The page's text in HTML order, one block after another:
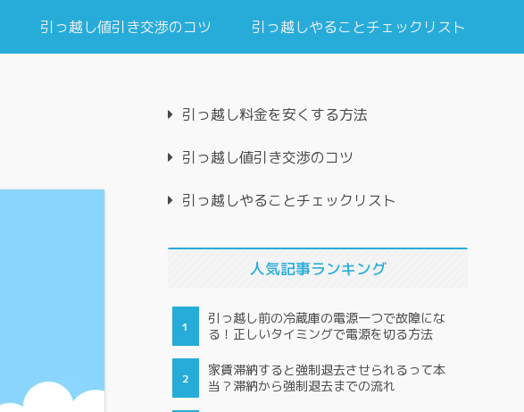
引っ越し値引き交渉のコツ 引っ越しやることチェックリスト
引っ越し料金を安くする方法
引っ越し値引き交渉のコツ
引っ越しやることチェックリスト
人気記事ランキング
引っ越し前の冷蔵庫の電源一つで故障にな
る！正しいタイミングで電源を切る方法
家賃滞納すると強制退去させられるって本
当？滞納から強制退去までの流れ